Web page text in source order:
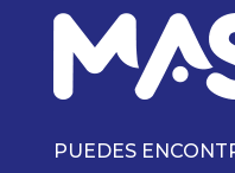
PUEDES